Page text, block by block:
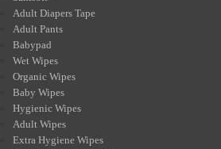
Adult Diapers Tape
Adult Pants
Babypad
Wet Wipes
Organic Wipes
Baby Wipes
Hygienic Wipes
Adult Wipes
Extra Hygiene Wipes